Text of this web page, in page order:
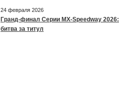
24 февраля 2026
Гранд-финал Серии MX-Speedway 2026:
битва за титул